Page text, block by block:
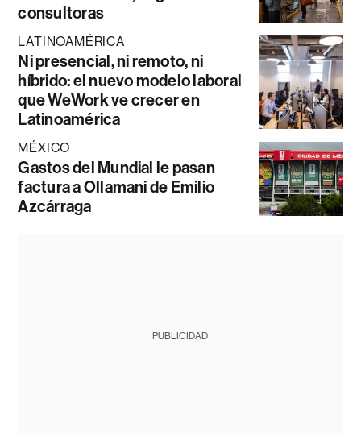
consultoras
LATINOAMÉRICA
Ni presencial, ni remoto, ni
híbrido: el nuevo modelo laboral
que WeWork ve crecer en
Latinoamérica
MÉXICO
Gastos del Mundial le pasan
factura a Ollamani de Emilio
Azcárraga
PUBLICIDAD